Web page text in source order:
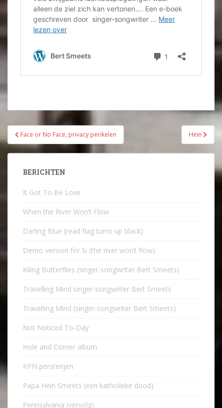
Bericht
navigatie
Face or No Face, privacy perikelen Hein
BERICHTEN
It Got To Be Love
When the River Won’t Flow
Darling Blue (read flag turns up black)
Demo version for Si (the river won’t flow)
Kiling Butterflies (singer-songwriter Bert Smeets)
Travelling Mind singer-songwriter Bert Smeets
Travelling Mind (singer-songwriter Bert Smeets)
Not Noticed To-Day
Hole and Corner album
KPN persterijen
Papa Hein Smeets (een katholieke dood)
Pennsylvania (vervolg)